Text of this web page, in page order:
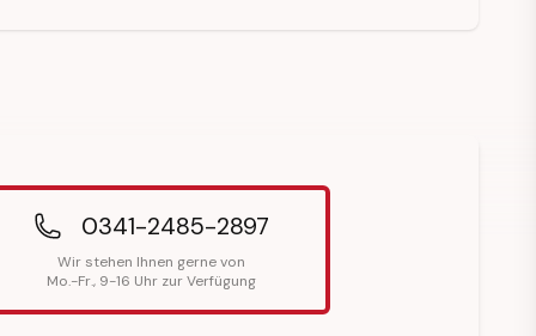
0341-2485-2897
Wir stehen Ihnen gerne von
Mo.-Fr., 9-16 Uhr zur Verfügung